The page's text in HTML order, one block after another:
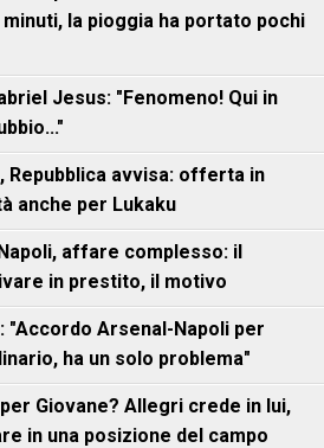
minuti, la pioggia ha portato pochi
Jesus: "Fenomeno! Qui in
Repubblica avvisa: offerta in
anche per Lukaku
affare complesso: il
in prestito, il motivo
"Accordo Arsenal-Napoli per
ha un solo problema"
Giovane? Allegri crede in lui,
in una posizione del campo